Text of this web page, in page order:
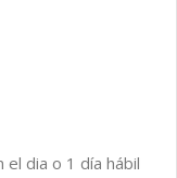
el dia o 1 día hábil